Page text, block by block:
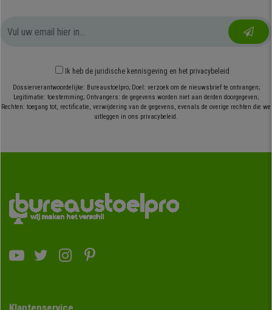
Ik heb de juridische kennisgeving en het privacybeleid
Dossierverantwoordelijke: Bureaustoelpro; Doel: verzoek om de nieuwsbrief te ontvangen;
Legitimatie: toestemming; Ontvangers: de gegevens worden niet aan derden doorgegeven;
Rechten: toegang tot, rectificatie, verwijdering van de gegevens, evenals de overige rechten die we
uitleggen in ons privacybeleid.